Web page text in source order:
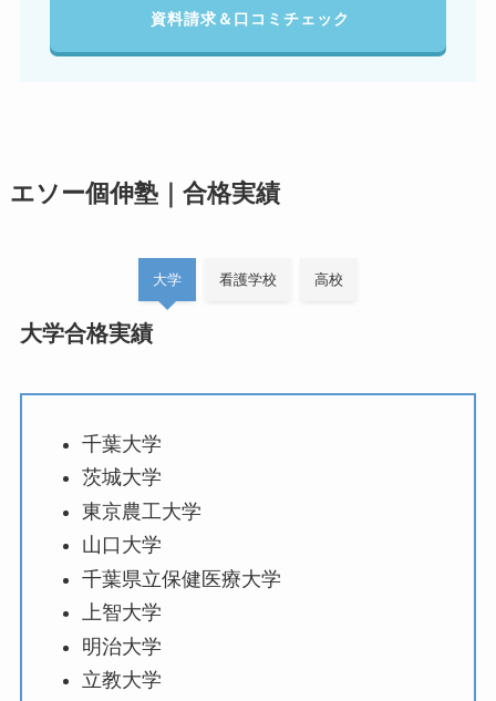
資料請求＆口コミチェック
エソー個伸塾｜合格実績
大学 看護学校 高校
大学合格実績
千葉大学
茨城大学
東京農工大学
山口大学
千葉県立保健医療大学
上智大学
明治大学
立教大学